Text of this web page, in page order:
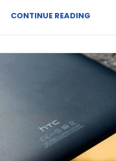
CONTINUE READING